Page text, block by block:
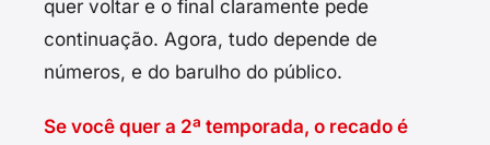
quer voltar e o final claramente pede
continuação. Agora, tudo depende de
números, e do barulho do público.
Se você quer a 2ª temporada, o recado é